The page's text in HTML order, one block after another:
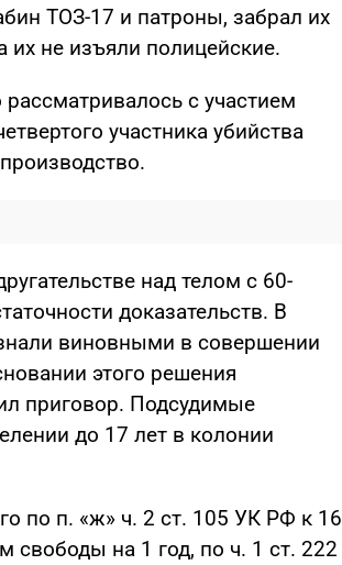
ТОЗ-17 и патроны, забрал их
их не изъяли полицейские.
с участием
участника убийства
над телом с 60-
доказательств. В
виновными в совершении
этого решения
приговор. Подсудимые
до 17 лет в колонии
по п. «ж» ч. 2 ст. 105 УК РФ к 16
свободы на 1 год, по ч. 1 ст. 222